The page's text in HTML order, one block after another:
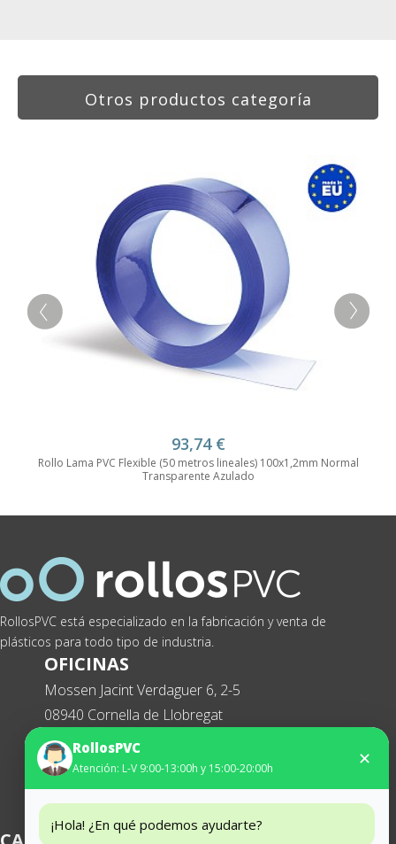
Otros productos categoría
93,74 €
Rollo Lama PVC Flexible (50 metros lineales) 100x1,2mm Normal
Transparente Azulado
RollosPVC está especializado en la fabricación y venta de
plásticos para todo tipo de industria.
OFICINAS
Mossen Jacint Verdaguer 6, 2-5
08940 Cornella de Llobregat
Tel. 93 474 65 29
WhatsApp627434369
RollosPVC
Atención: L-V 9:00-13:00h y 15:00-20:00h ✕
¡Hola! ¿En qué podemos ayudarte?